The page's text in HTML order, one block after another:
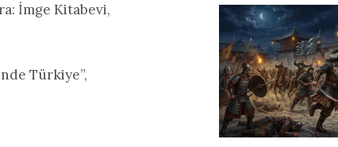
İmge Kitabevi,
Türkiye”,